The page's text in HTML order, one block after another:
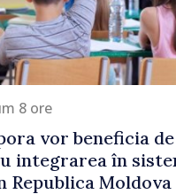
8 ore
vor beneficia
integrarea în
Republica Moldova